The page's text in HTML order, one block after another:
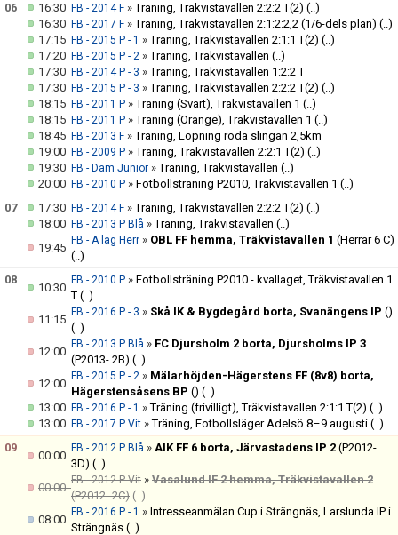
06
16:30 FB - 2014 F»Träning, Träkvistavallen 2:2:2 T(2) (..)
16:30 FB - 2017 F»Träning, Träkvistavallen 2:1:2:2,2 (1/6-dels plan) (..)
17:15 FB - 2015 P - 1 »Träning, Träkvistavallen 2:1:1 T(2) (..)
17:20 FB - 2015 P - 2 »Träning, Träkvistavallen (..)
17:30 FB - 2014 P - 3 »Träning, Träkvistavallen 1:2:2 T
17:30 FB - 2015 P - 3 »Träning, Träkvistavallen 2:2:2 T(2) (..)
18:15 FB - 2011 P »Träning (Svart), Träkvistavallen 1 (..)
18:15 FB - 2011 P »Träning (Orange), Träkvistavallen 1 (..)
18:45 FB - 2013 F»Träning, Löpning röda slingan 2,5km
19:00 FB - 2009 P »Träning, Träkvistavallen 2:2:1 T(2) (..)
19:30 FB - Dam Junior »Träning, Träkvistavallen (..)
20:00 FB - 2010 P » Fotbollsträning P2010, Träkvistavallen 1 (..)
07
17:30 FB - 2014 F»Träning, Träkvistavallen 2:2:2 T(2) (..)
18:00 FB - 2013 P Blå »Träning, Träkvistavallen (..)
19:45
FB - A lag Herr » OBL FF hemma, Träkvistavallen 1 (Herrar 6 C)
(..)
08
10:30
FB - 2010 P » Fotbollsträning P2010 - kvallaget, Träkvistavallen 1
T (..)
11:15
FB - 2016 P - 3 » Skå IK & Bygdegård borta, Svanängens IP ()
(..)
12:00
FB - 2013 P Blå » FC Djursholm 2 borta, Djursholms IP 3
(P2013- 2B) (..)
12:00
FB - 2015 P - 2 » Mälarhöjden-Hägerstens FF (8v8) borta,
Hägerstensåsens BP () (..)
13:00 FB - 2016 P - 1 »Träning (frivilligt), Träkvistavallen 2:1:1 T(2) (..)
13:00 FB - 2017 P Vit »Träning, Fotbollsläger Adelsö 8–9 augusti (..)
09
00:00
FB - 2012 P Blå » AIK FF 6 borta, Järvastadens IP 2 (P2012-
3D) (..)
00:00
FB - 2012 P Vit » Vasalund IF 2 hemma, Träkvistavallen 2
(P2012- 2C) (..)
08:00
FB - 2016 P - 1 » Intresseanmälan Cup i Strängnäs, Larslunda IP i
Strängnäs (..)